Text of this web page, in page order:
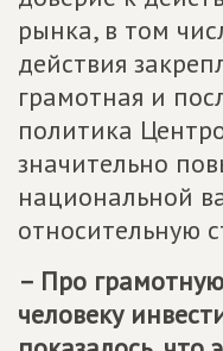
рынка, в том
действия
грамотная и
политика
значительно
национальной
относительную
– Про
человеку